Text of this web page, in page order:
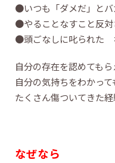
●いつも「ダメだ」と
●やることなすこと反対
●頭ごなしに叱られた
自分の存在を認めても
自分の気持ちをわかっ
たくさん傷ついてきた
なぜなら